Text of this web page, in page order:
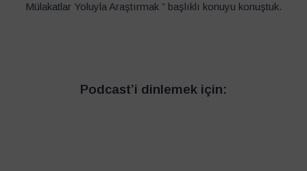
Mülakatlar Yoluyla Araştırmak ” başlıklı konuyu konuştuk.
Podcast’i dinlemek için: